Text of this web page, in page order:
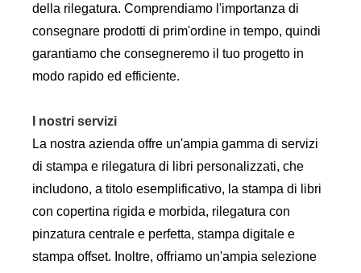
della rilegatura. Comprendiamo l'importanza di
consegnare prodotti di prim'ordine in tempo, quindi
garantiamo che consegneremo il tuo progetto in
modo rapido ed efficiente.
I nostri servizi
La nostra azienda offre un'ampia gamma di servizi
di stampa e rilegatura di libri personalizzati, che
includono, a titolo esemplificativo, la stampa di libri
con copertina rigida e morbida, rilegatura con
pinzatura centrale e perfetta, stampa digitale e
stampa offset. Inoltre, offriamo un'ampia selezione